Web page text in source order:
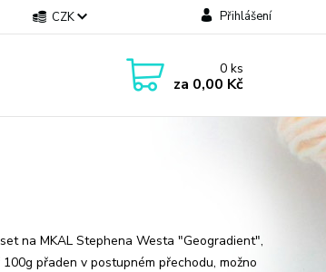
CZK Přihlášení
0ks
za 0,00 Kč
na MKAL Stephena Westa "Geogradient",
přaden v postupném přechodu, možno